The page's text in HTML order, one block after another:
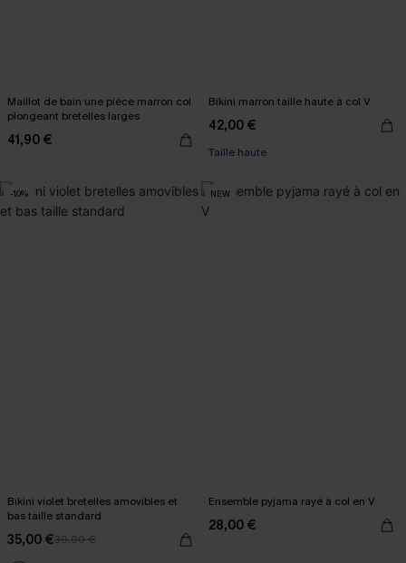
Maillot de bain une pièce marron col
plongeant bretelles larges
41,90 €
Bikini marron taille haute à col V
42,00 €
Taille haute
-10%
Bikini violet bretelles amovibles et
bas taille standard
35,00 €39,00 €
NEW
Ensemble pyjama rayé à col en V
28,00 €